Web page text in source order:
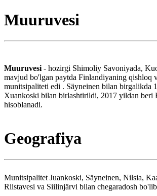
Muuruvesi
Muuruvesi - hozirgi Shimoliy Savoniyada,
mavjud bo'lgan paytda Finlandiyaning qishloq
munitsipaliteti edi . Säyneinen bilan birgalikda
Xuankoski bilan birlashtirildi, 2017 yildan beri
hisoblanadi.
Geografiya
Munitsipalitet Juankoski, Säyneinen, Nilsia,
Riistavesi va Siilinjärvi bilan chegaradosh